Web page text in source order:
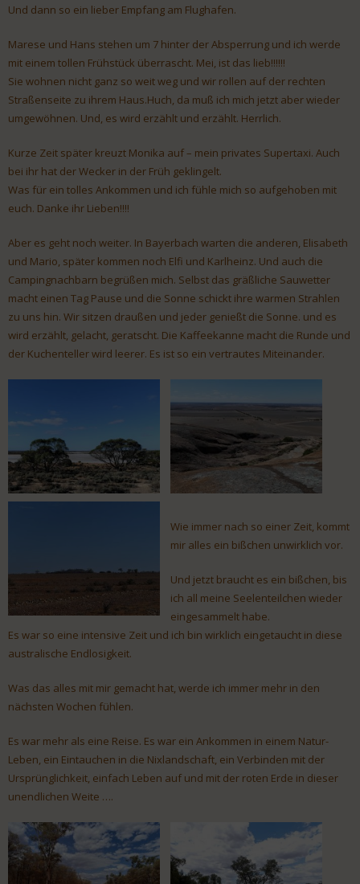
Und dann so ein lieber Empfang am Flughafen.
Marese und Hans stehen um 7 hinter der Absperrung und ich werde
mit einem tollen Frühstück überrascht. Mei, ist das lieb!!!!!!
Sie wohnen nicht ganz so weit weg und wir rollen auf der rechten
Straßenseite zu ihrem Haus.Huch, da muß ich mich jetzt aber wieder
umgewöhnen. Und, es wird erzählt und erzählt. Herrlich.
Kurze Zeit später kreuzt Monika auf – mein privates Supertaxi. Auch
bei ihr hat der Wecker in der Früh geklingelt.
Was für ein tolles Ankommen und ich fühle mich so aufgehoben mit
euch. Danke ihr Lieben!!!!
Aber es geht noch weiter. In Bayerbach warten die anderen, Elisabeth
und Mario, später kommen noch Elfi und Karlheinz. Und auch die
Campingnachbarn begrüßen mich. Selbst das gräßliche Sauwetter
macht einen Tag Pause und die Sonne schickt ihre warmen Strahlen
zu uns hin. Wir sitzen draußen und jeder genießt die Sonne. und es
wird erzählt, gelacht, geratscht. Die Kaffeekanne macht die Runde und
der Kuchenteller wird leerer. Es ist so ein vertrautes Miteinander.
Wie immer nach so einer Zeit, kommt
mir alles ein bißchen unwirklich vor.
Und jetzt braucht es ein bißchen, bis
ich all meine Seelenteilchen wieder
eingesammelt habe.
Es war so eine intensive Zeit und ich bin wirklich eingetaucht in diese
australische Endlosigkeit.
Was das alles mit mir gemacht hat, werde ich immer mehr in den
nächsten Wochen fühlen.
Es war mehr als eine Reise. Es war ein Ankommen in einem Natur-
Leben, ein Eintauchen in die Nixlandschaft, ein Verbinden mit der
Ursprünglichkeit, einfach Leben auf und mit der roten Erde in dieser
unendlichen Weite ….